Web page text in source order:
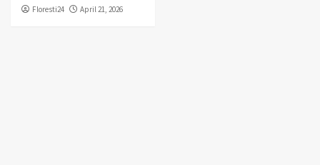
Floresti24 April 21, 2026